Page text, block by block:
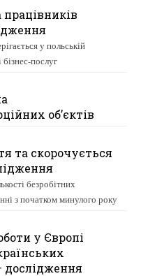
у польській
послуг
об’єктів
та скорочується
безробітних
з початком минулого року
у Європі
дослідження